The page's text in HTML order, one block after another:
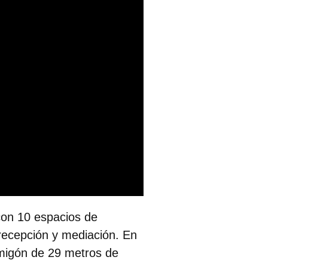
10 espacios de
y mediación. En
de 29 metros de